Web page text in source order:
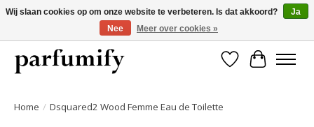
750+ Geuren | Gratis verzending | Maandelijks opzegbaar
Verlanglijst
Home / Dsquared2 Wood Femme Eau de Toilette
Wij slaan cookies op om onze website te verbeteren. Is dat akkoord?
Ja
Nee
Meer over cookies »